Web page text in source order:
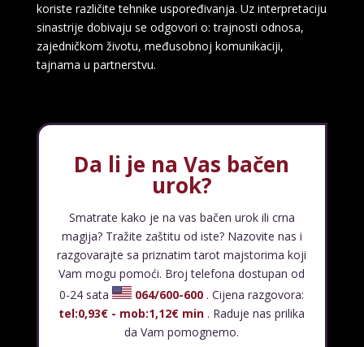
koriste različite tehnike uspoređivanja. Uz interpretaciju
sinastrije dobivaju se odgovori o: trajnosti odnosa,
zajedničkom životu, međusobnoj komunikaciji,
tajnama u partnerstvu.
Da li je na Vas bačen
urok?
Smatrate kako je na vas bačen urok ili crna
magija? Tražite zaštitu od iste? Nazovite nas i
razgovarajte sa priznatim tarot majstorima koji
Vam mogu pomoći. Broj telefona dostupan od
0-24 sata
064/600-600 . Cijena razgovora:
tel:0,93€ - mob:1,12€ min . Raduje nas prilika
da Vam pomognemo.
LUCIJA
tel:0,93€ - mob:1,12€ min
ALBA / Kod 24
Tarot savjetnik je slobodan
TEHNIKE:
tarot, sudbinske karte, crowley, visak, molitve,
podizanje energije
Broj tel: 064/600-600